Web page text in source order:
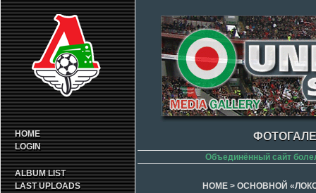
HOME
LOGIN
ALBUM LIST
LAST UPLOADS
Объединённый сайт
HOME> ОСНОВНОЙ